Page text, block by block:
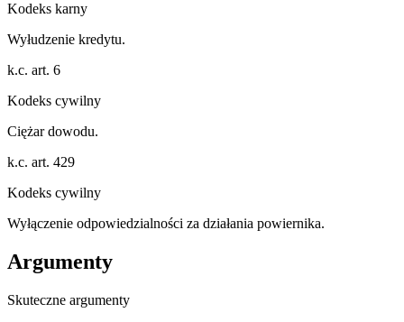
Kodeks karny
Wyłudzenie kredytu.
k.c. art. 6
Kodeks cywilny
Ciężar dowodu.
k.c. art. 429
Kodeks cywilny
Wyłączenie odpowiedzialności za działania powiernika.
Argumenty
Skuteczne argumenty